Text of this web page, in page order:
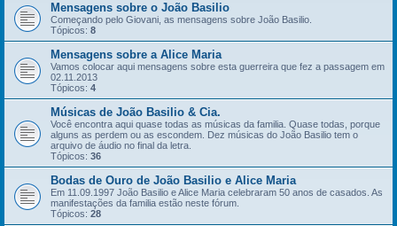
Mensagens sobre o João Basilio
Começando pelo Giovani, as mensagens sobre João Basilio.
Tópicos: 8
Mensagens sobre a Alice Maria
Vamos colocar aqui mensagens sobre esta guerreira que fez a passagem em
02.11.2013
Tópicos: 4
Músicas de João Basilio & Cia.
Você encontra aqui quase todas as músicas da familia. Quase todas, porque
alguns as perdem ou as escondem. Dez músicas do João Basilio tem o
arquivo de áudio no final da letra.
Tópicos: 36
Bodas de Ouro de João Basilio e Alice Maria
Em 11.09.1997 João Basilio e Alice Maria celebraram 50 anos de casados. As
manifestações da familia estão neste fórum.
Tópicos: 28